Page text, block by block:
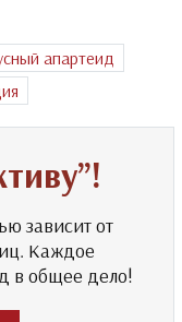
апартеид
зависит от
Каждое
в общее дело!